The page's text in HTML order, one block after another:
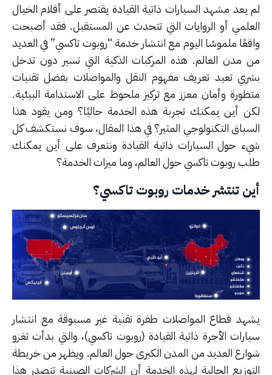
يعد مشهد السيارات ذاتية القيادة يقتصر على أفلام الخيال
أو الروايات التي تتحدث عن المستقبل. فقد أصبحت
ملموسًا اليوم مع انتشار خدمة “روبوت تاكسي” في العديد
مدن العالم. هذه المركبات الذكية التي تسير دون تدخل
تعيد تعريف مفهوم النقل والمواصلات بفضل تقنيات
وأمان معزز مع تركيز ملحوظ على الاستدامة البيئية.
أين يمكنك تجربة هذه الخدمة حاليًا؟ ومن يقود هذا
التكنولوجي المثير؟ في هذا المقال، سوف نستكشف كل
حول السيارات ذاتية القيادة ونتعرف على أين يمكنك
روبوت تاكسي حول العالم، وما ميزات الخدمة؟
تنتشر خدمات روبوت تاكسي؟
قطاع المواصلات طفرة تقنية غير مسبوقة مع انتشار
الأجرة ذاتية القيادة (روبوت تاكسي)، والتي بدأت تغزو
العديد من المدن الكبرى حول العالم. ويظهر من خريطة
الحالية لهذه الخدمة أن الشركات الصينية تتصدر هذا